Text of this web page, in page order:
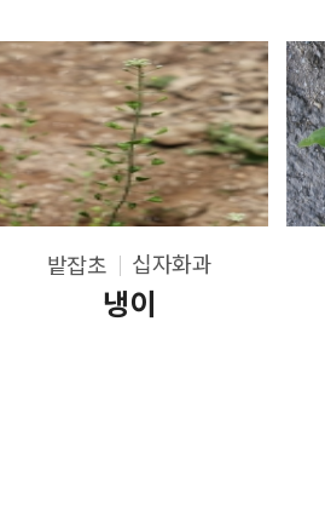
밭잡초 십자화과
냉이